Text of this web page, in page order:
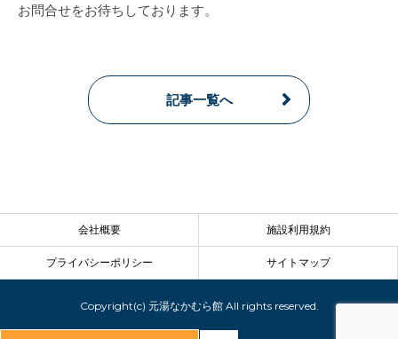
お問合せをお待ちしております。
記事一覧へ
会社概要 施設利用規約
プライバシーポリシー サイトマップ
Copyright(c) 元湯なかむら館 All rights reserved.